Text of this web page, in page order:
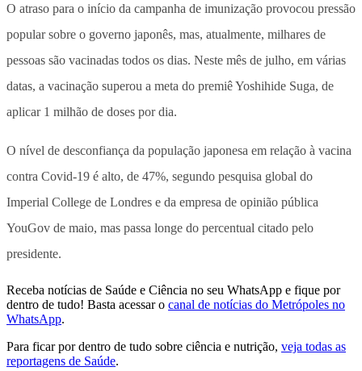
O atraso para o início da campanha de imunização provocou pressão
popular sobre o governo japonês, mas, atualmente, milhares de
pessoas são vacinadas todos os dias. Neste mês de julho, em várias
datas, a vacinação superou a meta do premiê Yoshihide Suga, de
aplicar 1 milhão de doses por dia.
O nível de desconfiança da população japonesa em relação à vacina
contra Covid-19 é alto, de 47%, segundo pesquisa global do
Imperial College de Londres e da empresa de opinião pública
YouGov de maio, mas passa longe do percentual citado pelo
presidente.
Receba notícias de Saúde e Ciência no seu WhatsApp e fique por
dentro de tudo! Basta acessar o canal de notícias do Metrópoles no
WhatsApp.
Para ficar por dentro de tudo sobre ciência e nutrição, veja todas as
reportagens de Saúde.